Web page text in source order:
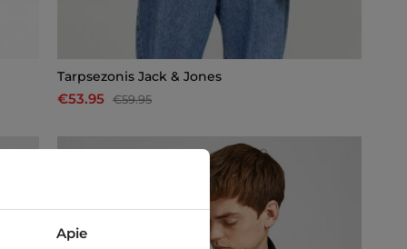
Tarpsezonis Jack & Jones
€53.95 €59.95
Apie